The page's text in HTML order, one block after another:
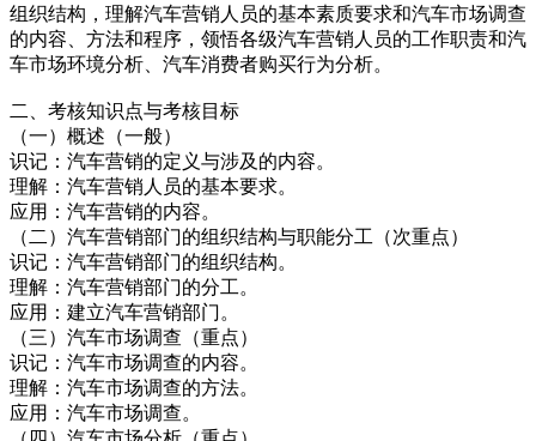
组织结构，理解汽车营销人员的基本素质要求和汽车市场调查
的内容、方法和程序，领悟各级汽车营销人员的工作职责和汽
车市场环境分析、汽车消费者购买行为分析。
二、考核知识点与考核目标
（一）概述（一般）
识记：汽车营销的定义与涉及的内容。
理解：汽车营销人员的基本要求。
应用：汽车营销的内容。
（二）汽车营销部门的组织结构与职能分工（次重点）
识记：汽车营销部门的组织结构。
理解：汽车营销部门的分工。
应用：建立汽车营销部门。
（三）汽车市场调查（重点）
识记：汽车市场调查的内容。
理解：汽车市场调查的方法。
应用：汽车市场调查。